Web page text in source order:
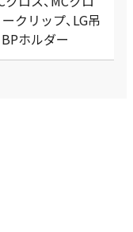
クリップ、LG吊
ホルダー